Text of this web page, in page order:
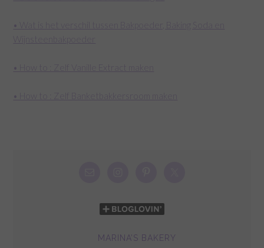
• Wat is het verschil tussen Bakpoeder, Baking Soda en
• How to : Zelf Vanille Extract maken
• How to : Zelf Banketbakkersroom maken
MARINA’S BAKERY